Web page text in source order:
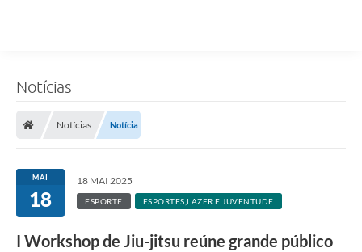
Notícias
Notícias Notícia
MAI
18
18 MAI 2025
ESPORTE ESPORTES,LAZER E JUVENTUDE
I Workshop de Jiu-jitsu reúne grande público